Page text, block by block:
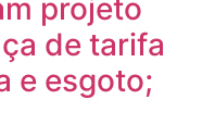
projeto
de tarifa
e esgoto;